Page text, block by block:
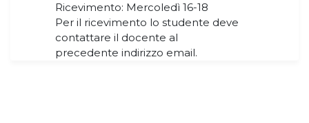
Ricevimento: Mercoledì 16-18
Per il ricevimento lo studente deve
contattare il docente al
precedente indirizzo email.